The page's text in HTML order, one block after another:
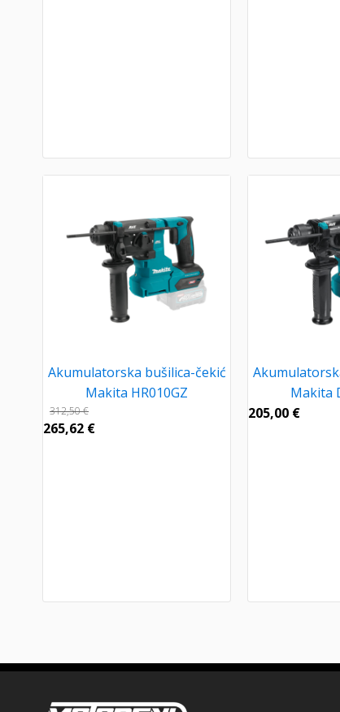
Akumulatorska bušilica-čekić
Makita HR010GZ
312,50€
265,62 €
Makita
205,00 €